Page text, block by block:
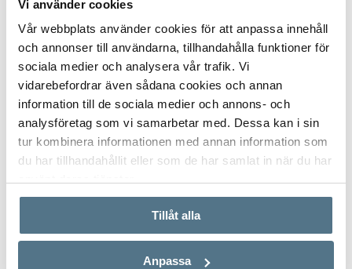
Vi använder cookies
Vår webbplats använder cookies för att anpassa innehåll
och annonser till användarna, tillhandahålla funktioner för
sociala medier och analysera vår trafik. Vi
vidarebefordrar även sådana cookies och annan
information till de sociala medier och annons- och
analysföretag som vi samarbetar med. Dessa kan i sin
tur kombinera informationen med annan information som
du har tillhandahållit eller som de har samlat in när du har
Tillåt alla
Anpassa
Grohe, och koppla av i infinitypooler med saltklorering. Villan
har också sömlös teknikintegration, med förinstallationer för
gardinmotorisering och olika TV-placeringsalternativ i
avsedda underhållningsutrymmen.
Här erbjuds flexibilitet när det gäller översta våningen för att
passa individuella preferenser. Villan är fullt möblerad, alla
möbler ingår i priset.
Du vet väl att Bjurfors har tillgång till hela utbudet av
bostäder till salu på solkusten, så tveka inte att kontakta oss
så hjälper vi dig att hitta din drömbostad.